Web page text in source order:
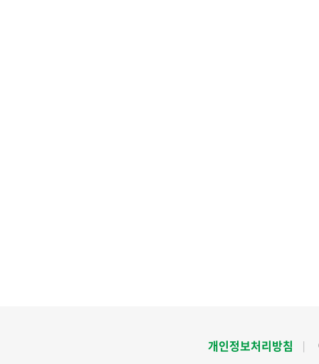
개인정보처리방침